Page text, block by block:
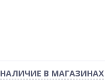
НАЛИЧИЕ В МАГАЗИНАХ